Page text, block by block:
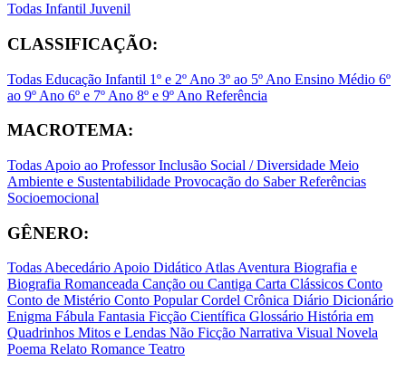
Todas Infantil Juvenil
CLASSIFICAÇÃO:
Todas Educação Infantil 1º e 2º Ano 3º ao 5º Ano Ensino Médio 6º
ao 9º Ano 6º e 7º Ano 8º e 9º Ano Referência
MACROTEMA:
Todas Apoio ao ProfessorInclusão Social / Diversidade Meio
Ambiente e Sustentabilidade Provocação do SaberReferências
Socioemocional
GÊNERO:
TodasAbecedárioApoio DidáticoAtlasAventura Biografia e
Biografia Romanceada Canção ou Cantiga Carta Clássicos Conto
Conto de Mistério Conto PopularCordel Crônica Diário Dicionário
Enigma Fábula Fantasia Ficção Científica Glossário História em
Quadrinhos Mitos e Lendas Não Ficção Narrativa Visual Novela
Poema Relato Romance Teatro